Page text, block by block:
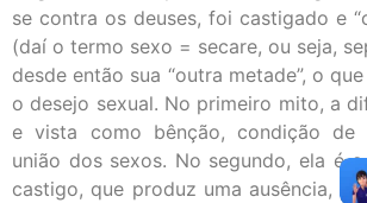
se contra os deuses, foi castigado e
(daí o termo sexo = secare, ou seja,
desde então sua “outra metade”, o
o desejo sexual. No primeiro mito, a
e vista como bênção, condição de
união dos sexos. No segundo, ela é
castigo, que produz uma ausência, a